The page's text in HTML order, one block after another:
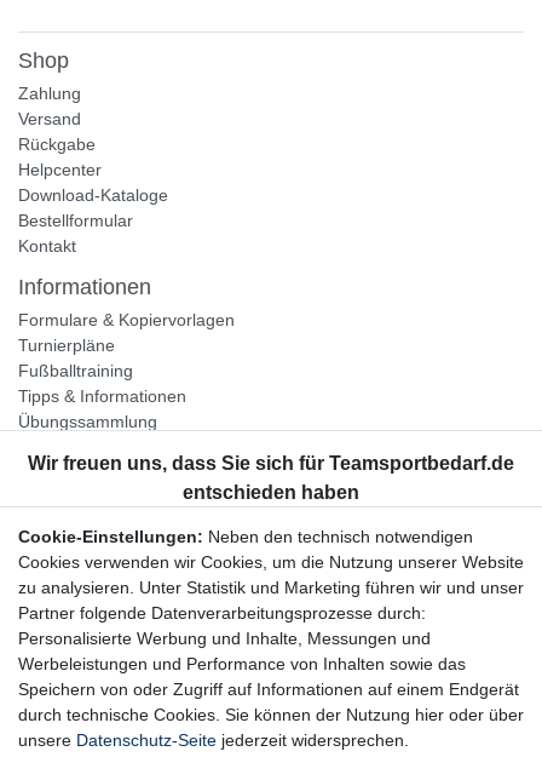
Shop
Zahlung
Versand
Rückgabe
Helpcenter
Download-Kataloge
Bestellformular
Kontakt
Informationen
Formulare & Kopiervorlagen
Turnierpläne
Fußballtraining
Tipps & Informationen
Übungssammlung
Unternehmen
Widerrufsrecht
Bestellung widerrufen
Datenschutzerklärung
AGB
Impressum
Newsletter
Cookie-Einstellungen: Neben den technisch notwendigen
Cookies verwenden wir Cookies, um die Nutzung unserer Website
zu analysieren. Unter Statistik und Marketing führen wir und unser
Partner folgende Datenverarbeitungsprozesse durch:
Personalisierte Werbung und Inhalte, Messungen und
Werbeleistungen und Performance von Inhalten sowie das
Speichern von oder Zugriff auf Informationen auf einem Endgerät
durch technische Cookies. Sie können der Nutzung hier oder über
unsere Datenschutz-Seite jederzeit widersprechen.